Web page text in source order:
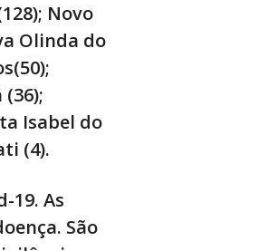
Novo
Olinda do
Isabel do
(4).
19. As
São